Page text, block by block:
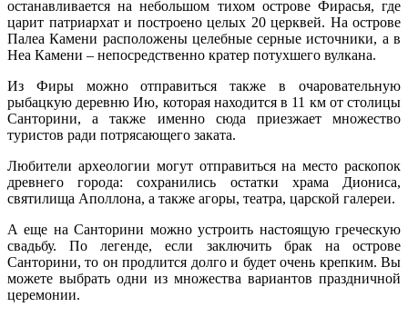
останавливается на небольшом тихом острове Фирасья, где
царит патриархат и построено целых 20 церквей. На острове
Палеа Камени расположены целебные серные источники, а в
Неа Камени – непосредственно кратер потухшего вулкана.
Из Фиры можно отправиться также в очаровательную
рыбацкую деревню Ию, которая находится в 11 км от столицы
Санторини, а также именно сюда приезжает множество
туристов ради потрясающего заката.
Любители археологии могут отправиться на место раскопок
древнего города: сохранились остатки храма Диониса,
святилища Аполлона, а также агоры, театра, царской галереи.
А еще на Санторини можно устроить настоящую греческую
свадьбу. По легенде, если заключить брак на острове
Санторини, то он продлится долго и будет очень крепким. Вы
можете выбрать одни из множества вариантов праздничной
церемонии.